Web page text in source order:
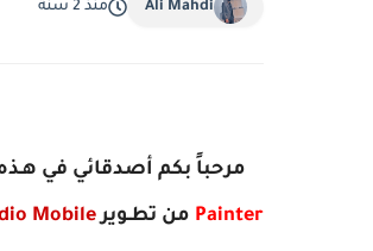
Ali Mahdi منذ 2 سنة
مرحباً بكم أصدقائي في
Painter من تطـويرMobile